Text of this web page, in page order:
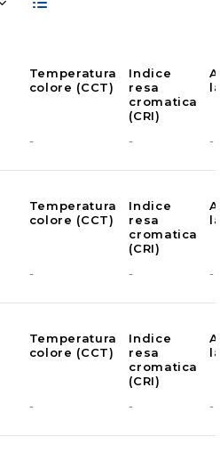
Temperatura
colore (CCT)
Indice
resa
cromatica
(CRI)
- - -
Temperatura
colore (CCT)
Indice
resa
cromatica
(CRI)
- - -
Temperatura
colore (CCT)
Indice
resa
cromatica
(CRI)
- - -